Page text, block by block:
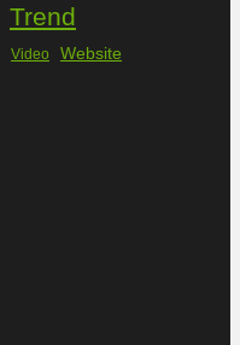
Trend
Video Website